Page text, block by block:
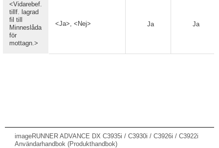
<Vidarebef.
tillf. lagrad
fil till
Minneslåda
för
mottagn.>
<Ja>, <Nej> Ja Ja
imageRUNNER ADVANCE DX C3935i / C3930i / C3926i / C3922i
Användarhandbok (Produkthandbok)